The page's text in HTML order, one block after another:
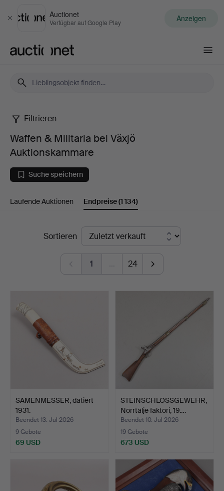
Schließen
Auctionet
Verfügbar auf Google Play Anzeigen
Waffen
Militaria
bei
Auktionskammare
Filtrieren
Waffen & Militaria bei Växjö
Auktionskammare
Suche speichern
Laufende Auktionen Endpreise(1 134)
EndpreiseSortieren
1 … 24
SAMENMESSER, datiert
1931.
Beendet 13. Jul 2026
9 Gebote
69 USD
STEINSCHLOSSGEWEHR,
Norrtälje faktori, 19.…
Beendet 10. Jul 2026
19 Gebote
673 USD